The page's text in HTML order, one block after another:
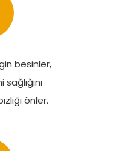
besinler,
önler.